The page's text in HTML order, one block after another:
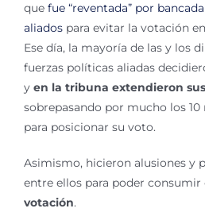
que fue “reventada” por
aliados para evitar la votación
Ese día, la mayoría de las y los
fuerzas políticas aliadas
y en la tribuna extendieron
sobrepasando por mucho los
para posicionar su voto.
Asimismo, hicieron alusiones y
entre ellos para poder
votación.